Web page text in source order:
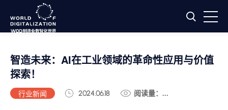
​智造未来：AI在工业领域的革命性应用与价值
探索！
行业新闻 2024.06.18 阅读量：...